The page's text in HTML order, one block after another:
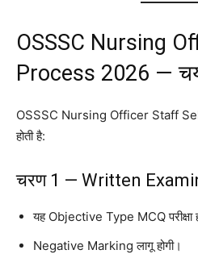
OSSSC Nursing
Process 2026 —
OSSSC Nursing Officer Staff
होती है:
चरण 1 — Written
यह Objective Type MCQ परीक्षा
Negative Marking लागू होगी।